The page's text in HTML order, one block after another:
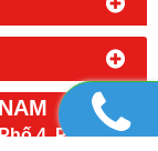
4, Phường